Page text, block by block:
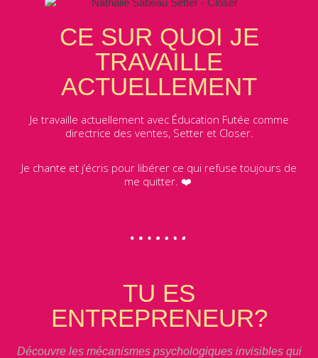
CE SUR QUOI JE
TRAVAILLE
ACTUELLEMENT
Je travaille actuellement avec Éducation Futée comme
directrice des ventes, Setter et Closer.
Je chante et j’écris pour libérer ce qui refuse toujours de
me quitter. ❤️
TU ES
ENTREPRENEUR?
Découvre les mécanismes psychologiques invisibles qui